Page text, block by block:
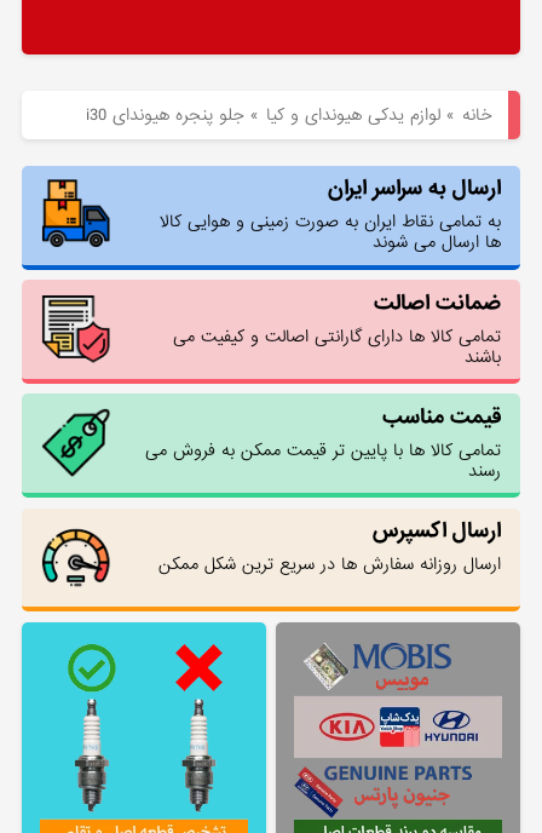
خانه »لوازم یدکی هیوندای و کیا » جلو پنجره هیوندای i30
ارسال به سراسر ایران
به تمامی نقاط ایران به صورت زمینی و هوایی کالا
ها ارسال می شوند
ضمانت اصالت
تمامی کالا ها دارای گارانتی اصالت و کیفیت می
باشند
قیمت مناسب
تمامی کالا ها با پایین تر قیمت ممکن به فروش می
رسند
ارسال اکسپرس
ارسال روزانه سفارش ها در سریع ترین شکل ممکن